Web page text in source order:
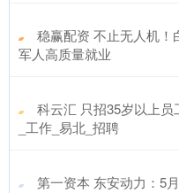
稳赢配资 不止无人机！
军人高质量就业
科云汇 只招35岁以上
_工作_易北_招聘
第一资本 东安动力：5